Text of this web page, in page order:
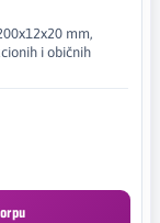
mm,
i običnih